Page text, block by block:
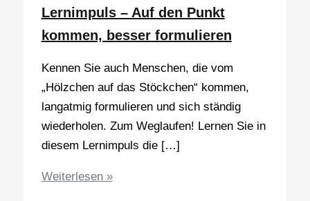
Lernimpuls – Auf den Punkt
kommen, besser formulieren
Kennen Sie auch Menschen, die vom
„Hölzchen auf das Stöckchen“ kommen,
langatmig formulieren und sich ständig
wiederholen. Zum Weglaufen! Lernen Sie in
diesem Lernimpuls die […]
Lernimpuls
Weiterlesen »